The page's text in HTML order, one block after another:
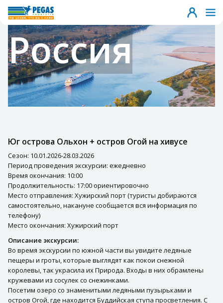
Россия
Юг острова Ольхон + остров Огой на хивусе
Сезон: 10.01.2026-28.03.2026
Период проведения экскурсии: ежедневно
Время окончания: 10:00
Продолжительность: 17:00 ориентировочно
Место отправления: Хужирский порт (туристы добираются
самостоятельно, накануне сообщается вся информация по
телефону)
Место окончания: Хужирский порт
Описание экскурсии:
Во время экскурсии по южной части вы увидите ледяные
пещеры и гроты, которые выглядят как покои снежной
королевы, так украсила их Природа. Входы в них обрамлены
кружевами из сосулек со снежинками.
Посетим озеро со знаменитыми ледяными пузырьками и
остров Огой, где находится Буддийская ступа просветления. С